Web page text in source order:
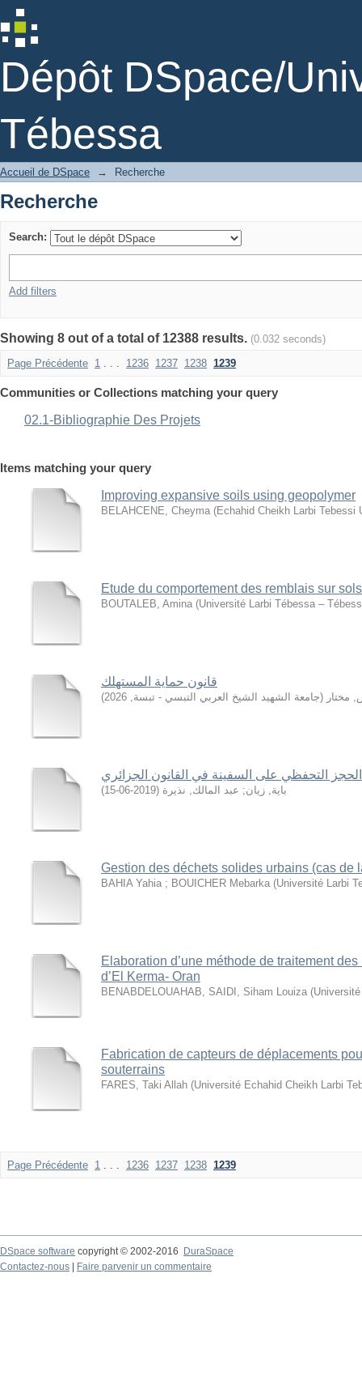
Dépôt DSpace/
Tébessa
Recherche
Accueil de DSpace → Recherche
Recherche
Search:
Add filters
Showing 8 out of a total of 12388 results. (0.032 seconds)
Page Précédente 1 . . . 1236 1237 1238 1239
Communities or Collections matching your query
02.1-Bibliographie Des Projets
Items matching your query
Improving expansive soils using geopolymer
BELAHCENE, Cheyma (Echahid Cheikh Larbi Tebessi
Etude du comportement des remblais sur
BOUTALEB, Amina (Université Larbi Tébessa –
قانون حماية المستهلك
مختار (جامعة الشهيد الشيخ العربي التبسي - تبسة,
2026
)
الحجز التحفظي على السفينة في القانون الجزائري
باية, زيان; عبد المالك, نذيرة (
2019-06-15
)
Gestion des déchets solides urbains (cas de
BAHIA Yahia ; BOUICHER Mebarka (Université Larbi
Elaboration d’une méthode de traitement
d’El Kerma- Oran
BENABDELOUAHAB, SAIDI, Siham Louiza (
Fabrication de capteurs de déplacements
souterrains
FARES, Taki Allah (Université Echahid Cheikh Larbi
Page Précédente 1 . . . 1236 1237 1238 1239
DSpace software copyright © 2002-2016
DuraSpace
Contactez-nous
Faire parvenir un commentaire